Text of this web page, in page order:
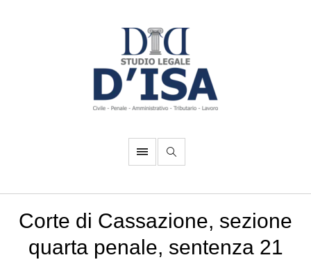
Corte di Cassazione, sezione
quarta penale, sentenza 21